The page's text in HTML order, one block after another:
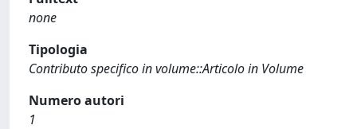
none
Tipologia
Contributo specifico in volume::Articolo in Volume
Numero autori
1